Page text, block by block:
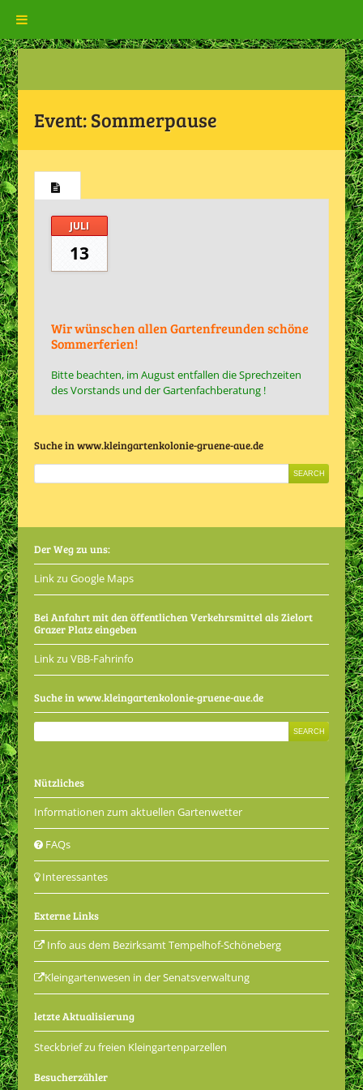
Event:Sommerpause
JULI
13
Wir wünschen allen Gartenfreunden schöne
Sommerferien!
Bitte beachten, im August entfallen die Sprechzeiten
des Vorstands und der Gartenfachberatung !
Suche in www.kleingartenkolonie-gruene-aue.de
Der Weg zu uns:
Link zu Google Maps
Bei Anfahrt mit den öffentlichen Verkehrsmittel als Zielort
Grazer Platz eingeben
Link zu VBB-Fahrinfo
Suche in www.kleingartenkolonie-gruene-aue.de
Nützliches
Informationen zum aktuellen Gartenwetter
FAQs
Interessantes
Externe Links
Info aus dem Bezirksamt Tempelhof-Schöneberg
Kleingartenwesen in der Senatsverwaltung
letzte Aktualisierung
Steckbrief zu freien Kleingartenparzellen
Besucherzähler